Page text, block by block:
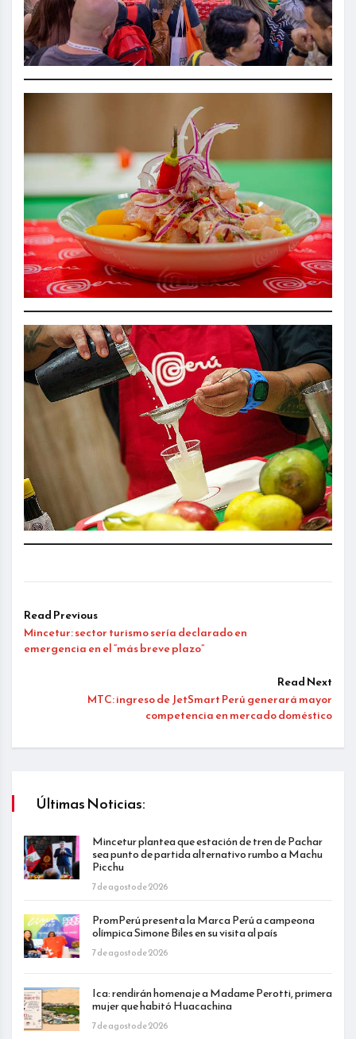
Read Previous
Mincetur: sector turismo sería declarado en
emergencia en el “más breve plazo”
Read Next
MTC: ingreso de JetSmart Perú generará mayor
competencia en mercado doméstico
Últimas Noticias:
Mincetur plantea que estación de tren de Pachar
sea punto de partida alternativo rumbo a Machu
Picchu
7 de agosto de 2026
PromPerú presenta la Marca Perú a campeona
olímpica Simone Biles en su visita al país
7 de agosto de 2026
Ica: rendirán homenaje a Madame Perotti, primera
mujer que habitó Huacachina
7 de agosto de 2026